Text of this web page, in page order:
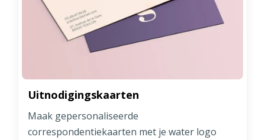
Uitnodigingskaarten
Maak gepersonaliseerde
correspondentiekaarten met je water logo